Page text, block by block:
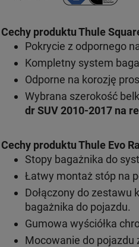
Cechy produktu Thule
Pokrycie z odpornego
Kompletny system
Odporne na korozję
Wybrana szerokość
dr SUV 2010-2017 na
Cechy produktuThule Evo
Stopy bagażnika do
Łatwy montaż stóp na
Dołączony do zestawu
bagażnika do pojazdu.
Gumowa wyściółka
Mocowanie do pojazdu